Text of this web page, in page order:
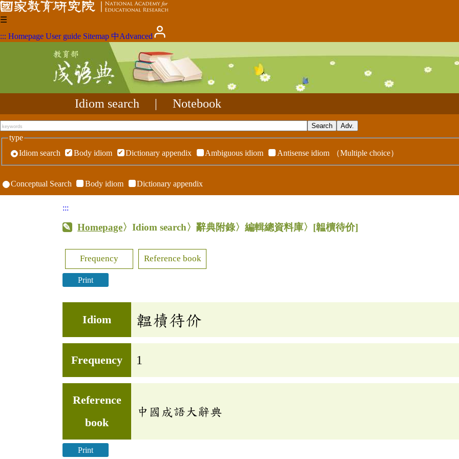
☰
::: Homepage User guide Sitemap 中Advanced
Idiom search Notebook
type
Idiom search
Body idiom Dictionary appendix Ambiguous idiom Antisense idiom （Multiple choice）
Conceptual Search Body idiom Dictionary appendix
:::
Homepage〉Idiom search〉辭典附錄〉編輯總資料庫〉 [韞櫝待价]
Frequency Reference book
Print
Idiom 韞櫝待价
Frequency 1
Reference
book
中國成語大辭典
Print